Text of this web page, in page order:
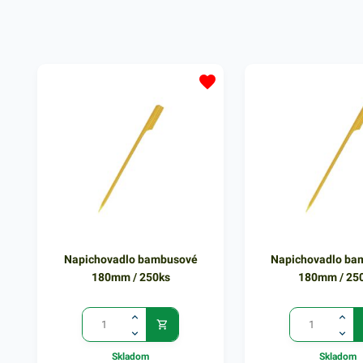
Objem: 45l Balené v 10 ks
bloku.Hrúbka: 15 µm
Napichovadlo bambusové
180mm / 250ks
Skladom
Napichovadlo
180mm /
Skladom